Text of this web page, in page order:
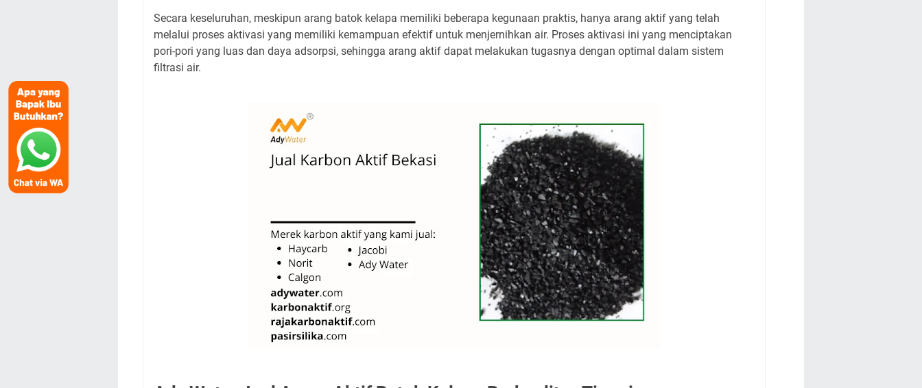
Secara keseluruhan, meskipun arang batok kelapa memiliki beberapa kegunaan praktis, hanya arang aktif yang telah
melalui proses aktivasi yang memiliki kemampuan efektif untuk menjernihkan air. Proses aktivasi ini yang menciptakan
pori-pori yang luas dan daya adsorpsi, sehingga arang aktif dapat melakukan tugasnya dengan optimal dalam sistem
filtrasi air.